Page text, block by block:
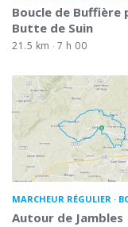
Boucle de Buffière
Butte de Suin
21.5 km 7 h 00
MARCHEUR RÉGULIER
Autour de Jambles